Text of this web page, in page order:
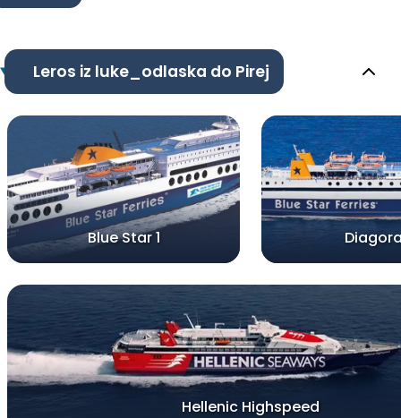
Leros iz luke_odlaska do Pirej
Blue Star 1
Hellenic Highspeed